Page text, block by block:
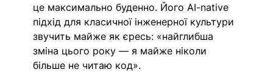
це максимально буденно. Його AI-native
підхід для класичної інженерної культури
звучить майже як єресь: «найглибша
зміна цього року — я майже ніколи
більше не читаю код».